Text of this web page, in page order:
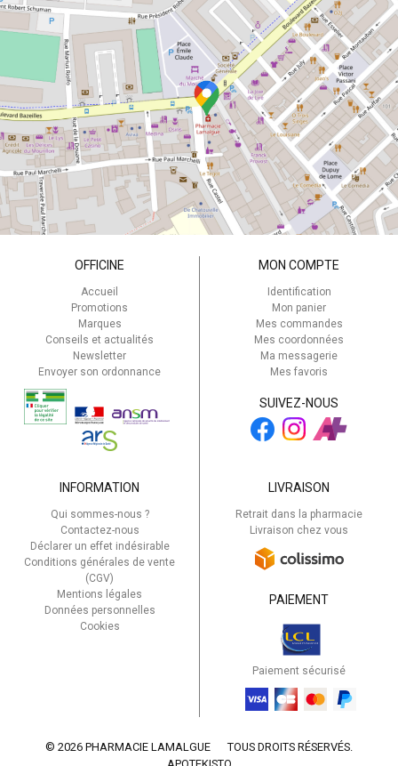
OFFICINE
Accueil
Promotions
Marques
Conseils et actualités
Newsletter
Envoyer son ordonnance
MON COMPTE
Identification
Mon panier
Mes commandes
Mes coordonnées
Ma messagerie
Mes favoris
SUIVEZ-NOUS
INFORMATION
Qui sommes-nous ?
Contactez-nous
Déclarer un effet indésirable
Conditions générales de vente
(CGV)
Mentions légales
Données personnelles
Cookies
LIVRAISON
Retrait dans la pharmacie
Livraison chez vous
PAIEMENT
Paiement sécurisé
© 2026 PHARMACIE LAMALGUE
TOUS DROITS RÉSERVÉS.